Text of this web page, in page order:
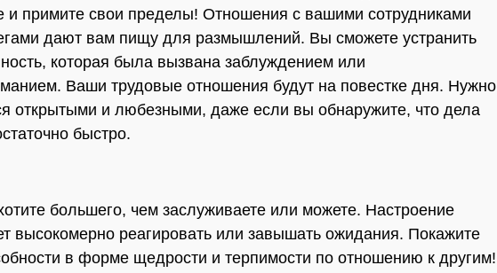
и примите свои пределы! Отношения с вашими сотрудниками
дают вам пищу для размышлений. Вы сможете устранить
которая была вызвана заблуждением или
Ваши трудовые отношения будут на повестке дня. Нужно
открытыми и любезными, даже если вы обнаружите, что дела
быстро.
большего, чем заслуживаете или можете. Настроение
высокомерно реагировать или завышать ожидания. Покажите
в форме щедрости и терпимости по отношению к другим!